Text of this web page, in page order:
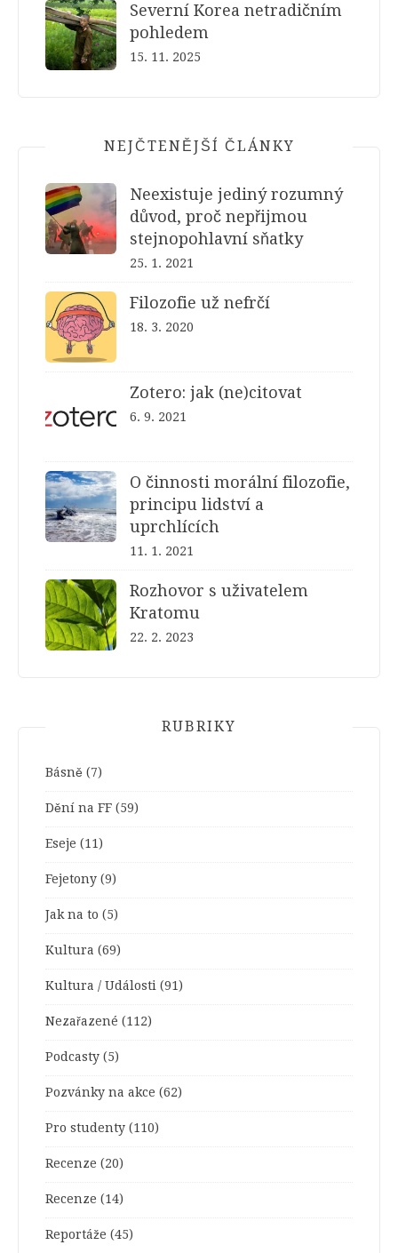
Severní Korea netradičním
pohledem
15. 11. 2025
NEJČTENĚJŠÍ ČLÁNKY
Neexistuje jediný rozumný
důvod, proč nepřijmou
stejnopohlavní sňatky
25. 1. 2021
Filozofie už nefrčí
18. 3. 2020
Zotero: jak (ne)citovat
6. 9. 2021
O činnosti morální filozofie,
principu lidství a
uprchlících
11. 1. 2021
Rozhovor s uživatelem
Kratomu
22. 2. 2023
RUBRIKY
Básně (7)
Dění na FF (59)
Eseje (11)
Fejetony (9)
Jak na to (5)
Kultura (69)
Kultura / Události (91)
Nezařazené (112)
Podcasty (5)
Pozvánky na akce (62)
Pro studenty (110)
Recenze (20)
Recenze (14)
Reportáže (45)